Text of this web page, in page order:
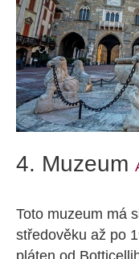
4. Muzeum
Toto muzeum má
středověku až po